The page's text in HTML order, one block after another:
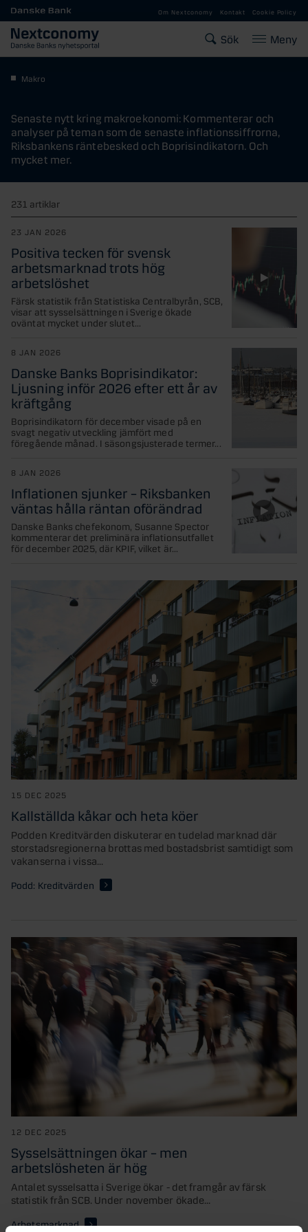
Gå till huvudinnehåll
Om Nextconomy Kontakt Cookie Policy
Sök Meny
Makro
Senaste nytt kring makroekonomi: Kommenterar och
analyser på teman som de senaste inflationssiffrorna,
Riksbankens räntebesked och Boprisindikatorn. Och
mycket mer.
231 artiklar
23 JAN 2026
Positiva tecken för svensk
arbetsmarknad trots hög
arbetslöshet
Färsk statistik från Statistiska Centralbyrån, SCB,
visar att sysselsättningen i Sverige ökade
oväntat mycket under slutet...
8 JAN 2026
Danske Banks Boprisindikator:
Ljusning inför 2026 efter ett år av
kräftgång
Boprisindikatorn för december visade på en
svagt negativ utveckling jämfört med
föregående månad. I säsongsjusterade termer...
8 JAN 2026
Inflationen sjunker – Riksbanken
väntas hålla räntan oförändrad
Danske Banks chefekonom, Susanne Spector
kommenterar det preliminära inflationsutfallet
för december 2025, där KPIF, vilket är...
15 DEC 2025
Kallställda kåkar och heta köer
Podden Kreditvärden diskuterar en tudelad marknad där
storstadsregionerna brottas med bostadsbrist samtidigt som
vakanserna i vissa...
Podd: Kreditvärden
12 DEC 2025
Sysselsättningen ökar – men
arbetslösheten är hög
Antalet sysselsatta i Sverige ökar - det framgår av färsk
statistik från SCB. Under november ökade...
Arbetsmarknad